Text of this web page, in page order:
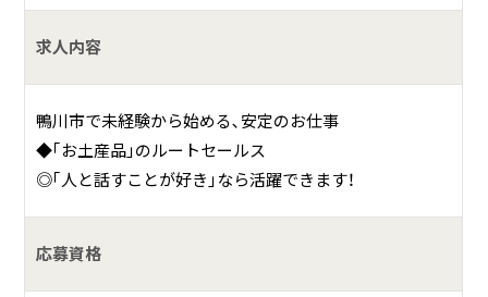
売店etc.…様々な場所で販売されている｢お土産品｣の企画か
ら卸販売まで手掛けている会社です。
具体的には？
お土産物の卸売・小売がメインの会社です。既にたくさんの
お客様と取引をさせていただいておりますので、新規の営業
はメインのお仕事ではありません。既存のお客様のご注文か
求人内容
鴨川市で未経験から始める､安定のお仕事
◆｢お土産品｣のルートセールス
◎｢人と話すことが好き｣なら活躍できます！
応募資格